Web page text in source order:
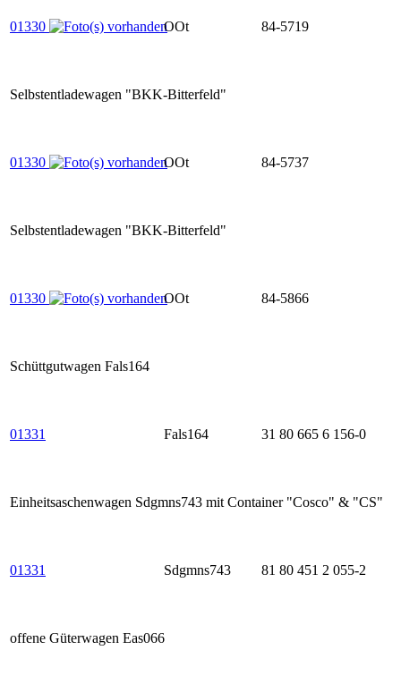
01330 OOt 84-5719
Selbstentladewagen "BKK-Bitterfeld"
01330 OOt 84-5737
Selbstentladewagen "BKK-Bitterfeld"
01330 OOt 84-5866
Schüttgutwagen Fals164
01331 Fals164 31 80 665 6 156-0
Einheitsaschenwagen Sdgmns743 mit Container "Cosco" & "CS"
01331 Sdgmns743 81 80 451 2 055-2
offene Güterwagen Eas066